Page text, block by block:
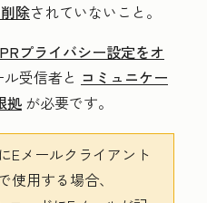
除されていないこと。
プライバシー設定をオ
受信者と コミュニケー
拠 が必要です。
Eメールクライアント
使用する場合、